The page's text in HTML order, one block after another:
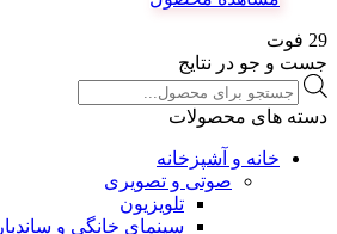
29 فوت
جست و جو در نتایج
Products
search
دسته های محصولات
خانه و آشپزخانه
صوتی و تصویری
تلویزیون
سینمای خانگی و ساندبار